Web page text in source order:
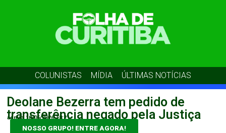
COLUNISTAS MÍDIA ÚLTIMAS NOTÍCIAS
Deolane Bezerra tem pedido de
transferência negado pela Justiça
admin 10/06/2026 18:21
NOSSO GRUPO! ENTRE AGORA!